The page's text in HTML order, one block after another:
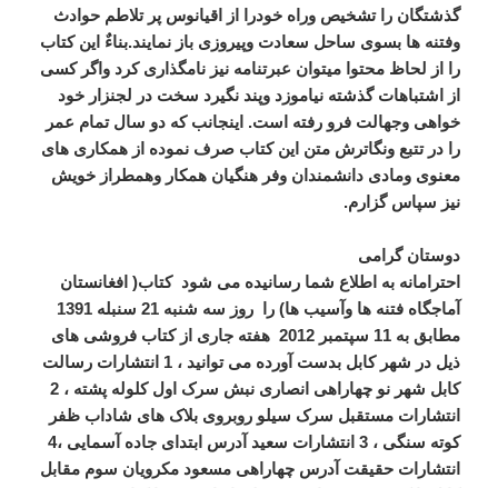
گذشتگان را تشخیص وراه خودرا از اقیانوس پر تلاطم حوادث
وفتنه ها بسوی ساحل سعادت وپیروزی باز نمایند.بناءٌ این کتاب
را از لحاظ محتوا میتوان عبرتنامه نیز نامگذاری کرد واگر کسی
از اشتباهات گذشته نیاموزد وپند نگیرد سخت در لجنزار خود
خواهی وجهالت فرو رفته است. اینجانب که دو سال تمام عمر
را در تتبع ونگاترش متن این کتاب صرف نموده از همکاری های
معنوی ومادی دانشمندان وفر هنگیان همکار وهمطراز خویش
نیز سپاس گزارم.
دوستان گرامی
احترامانه به اطلاع شما رسانیده می شود کتاب( افغانستان
آماجگاه فتنه ها وآسیب ها) را روز سه شنبه 21 سنبله 1391
مطابق به 11 سپتمبر 2012 هفته جاری از کتاب فروشی های
ذیل در شهر کابل بدست آورده می توانید ، 1 انتشارات رسالت
کابل شهر نو چهاراهی انصاری نبش سرک اول کلوله پشته ، 2
انتشارات مستقبل سرک سیلو روبروی بلاک های شاداب ظفر
کوته سنگی ، 3 انتشارات سعید آدرس ابتدای جاده آسمایی ،4
انتشارات حقیقت آدرس چهاراهی مسعود مکرویان سوم مقابل